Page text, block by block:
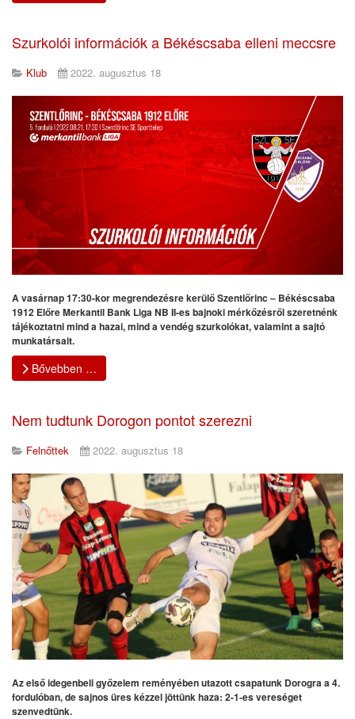
Szurkolói információk a Békéscsaba elleni meccsre
Klub 2022. augusztus 18
A vasárnap 17:30-kor megrendezésre kerülő Szentlőrinc – Békéscsaba
1912 Előre Merkantil Bank Liga NB II-es bajnoki mérkőzésről szeretnénk
tájékoztatni mind a hazai, mind a vendég szurkolókat, valamint a sajtó
munkatársait.
Bővebben …
Nem tudtunk Dorogon pontot szerezni
Felnőttek 2022. augusztus 18
Az első idegenbeli győzelem reményében utazott csapatunk Dorogra a 4.
fordulóban, de sajnos üres kézzel jöttünk haza: 2-1-es vereséget
szenvedtünk.